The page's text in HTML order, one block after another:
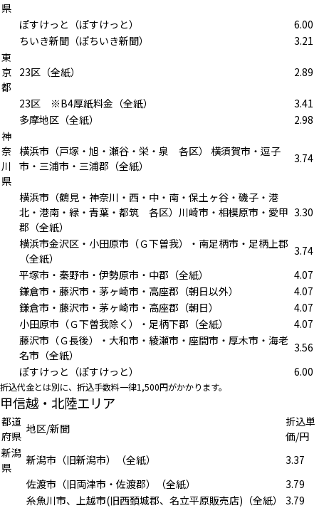
県
ぽすけっと（ぽすけっと）
6.00
ちいき新聞（ぽちいき新聞）
3.21
東
京
都
23区（全紙） 2.89
23区 ※B4厚紙料金（全紙）
3.41
多摩地区（全紙）
2.98
神
奈
川
県
横浜市（戸塚・旭・瀬谷・栄・泉 各区） 横須賀市・逗子
市・三浦市・三浦郡（全紙）
3.74
横浜市（鶴見・神奈川・西・中・南・保土ヶ谷・磯子・港
北・港南・緑・青葉・都筑 各区）川崎市・相模原市・愛甲
郡（全紙）
3.30
横浜市金沢区・小田原市（Ｇ下曽我）・南足柄市・足柄上郡
（全紙）
3.74
平塚市・秦野市・伊勢原市・中郡（全紙）
4.07
鎌倉市・藤沢市・茅ヶ崎市・高座郡（朝日以外）
4.07
鎌倉市・藤沢市・茅ヶ崎市・高座郡（朝日）
4.07
小田原市（Ｇ下曽我除く）・足柄下郡（全紙）
4.07
藤沢市（Ｇ長後）・大和市・綾瀬市・座間市・厚木市・海老
名市（全紙）
3.56
ぽすけっと（ぽすけっと）
6.00
折込代金とは別に、折込手数料一律1,500円がかかります。
甲信越・北陸エリア
都道
府県
地区/新聞
折込単
価/円
新潟
県
新潟市（旧新潟市）（全紙）
3.37
佐渡市（旧両津市・佐渡郡）（全紙）
3.79
糸魚川市、上越市(旧西頚城郡、名立平原販売店)（全紙）
3.79